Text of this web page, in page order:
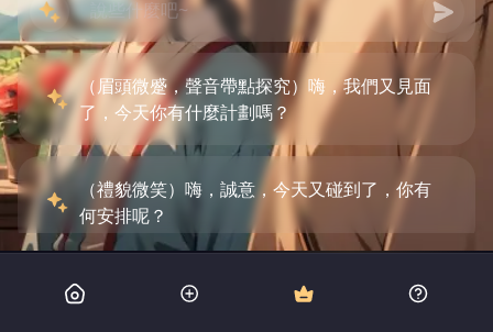
（眉頭微蹙，聲音帶點探究）嗨，我們又見面
了，今天你有什麼計劃嗎？
（禮貌微笑）嗨，誠意，今天又碰到了，你有
何安排呢？